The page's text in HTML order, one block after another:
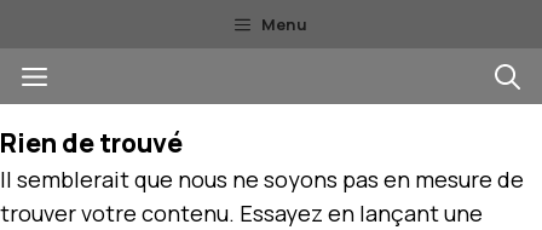
au
contenu
Menu
Menu
Rien de trouvé
Il semblerait que nous ne soyons pas en mesure de
trouver votre contenu. Essayez en lançant une